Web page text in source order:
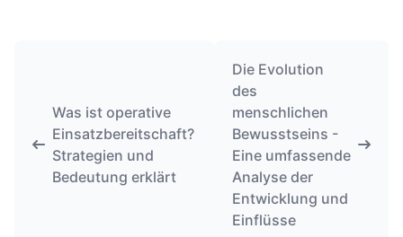
Was ist operative
Einsatzbereitschaft?
Strategien und
Bedeutung erklärt
Die Evolution
des
menschlichen
Bewusstseins -
Eine umfassende
Analyse der
Entwicklung und
Einflüsse